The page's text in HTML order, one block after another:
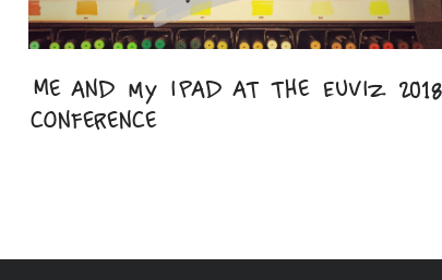
Me and my iPad at the EuViz 2018
conference